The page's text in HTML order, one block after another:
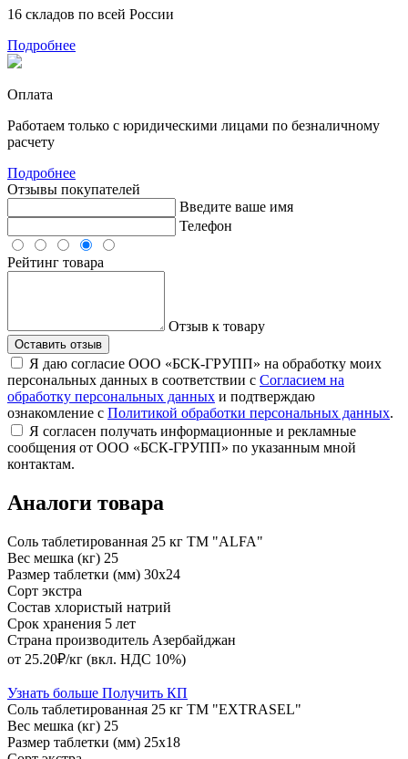
16 складов по всей России
Подробнее
Оплата
Работаем только с юридическими лицами по безналичному
расчету
Подробнее
Отзывы покупателей
Введите ваше имя
Телефон
Рейтинг товара
Отзыв к товару
Оставить отзыв
Я даю согласие ООО «БСК-ГРУПП» на обработку моих
персональных данных в соответствии с Согласием на
обработку персональных данных и подтверждаю
ознакомление с Политикой обработки персональных данных.
Я согласен получать информационные и рекламные
сообщения от ООО «БСК-ГРУПП» по указанным мной
контактам.
Аналоги товара
Соль таблетированная 25 кг ТМ "ALFA"
Вес мешка (кг) 25
Размер таблетки (мм) 30х24
Сорт экстра
Состав хлористый натрий
Срок хранения 5 лет
Страна производитель Азербайджан
от 25.20₽/кг (вкл. НДС 10%)
Узнать больше Получить КП
Соль таблетированная 25 кг ТМ "EXTRASEL"
Вес мешка (кг) 25
Размер таблетки (мм) 25х18